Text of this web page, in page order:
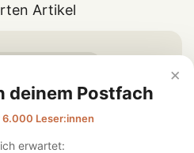
Artikel
um ihn hier zu
×
deinem Postfach
6.000 Leser:innen
erwartet: